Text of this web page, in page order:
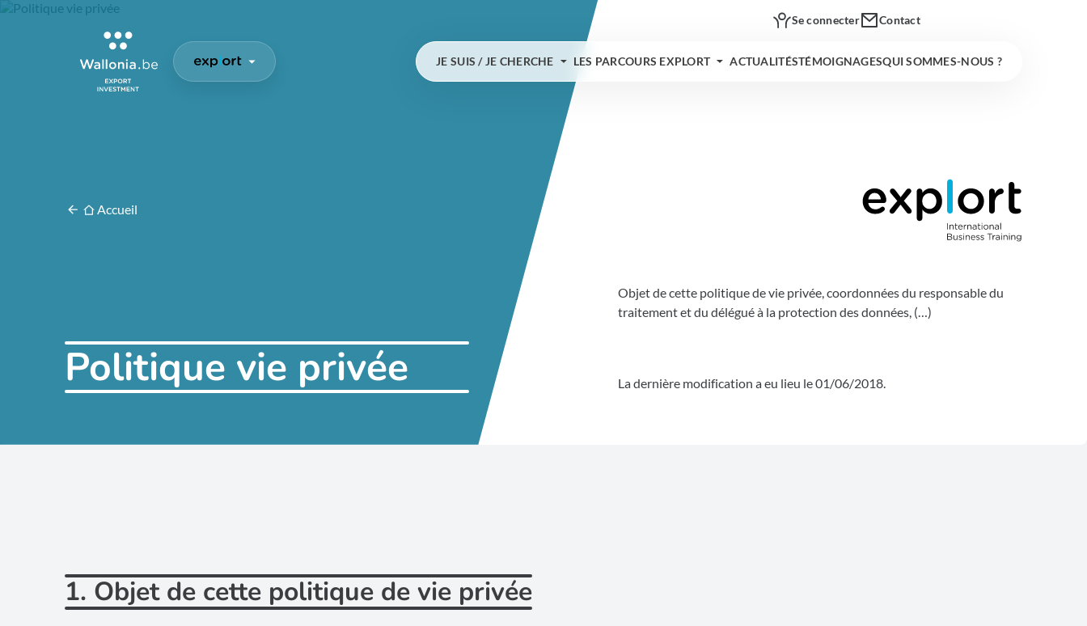
Se connecter Contact
JE SUIS / JE CHERCHE LES PARCOURS EXPLORT ACTUALITÉSTÉMOIGNAGESQUI SOMMES-NOUS ?
Accueil
Politique vie privée
Objet de cette politique de vie privée, coordonnées du responsable du
traitement et du délégué à la protection des données, (…)
La dernière modification a eu lieu le 01/06/2018.
1. Objet de cette politique de vie privée